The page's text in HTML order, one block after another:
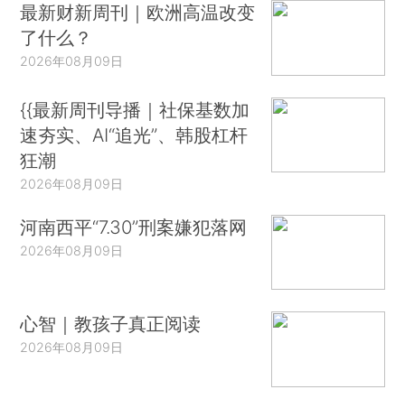
最新财新周刊｜欧洲高温改变
了什么？
2026年08月09日
{{最新周刊导播｜社保基数加
速夯实、AI“追光”、韩股杠杆
狂潮
2026年08月09日
河南西平“7.30”刑案嫌犯落网
2026年08月09日
心智｜教孩子真正阅读
2026年08月09日